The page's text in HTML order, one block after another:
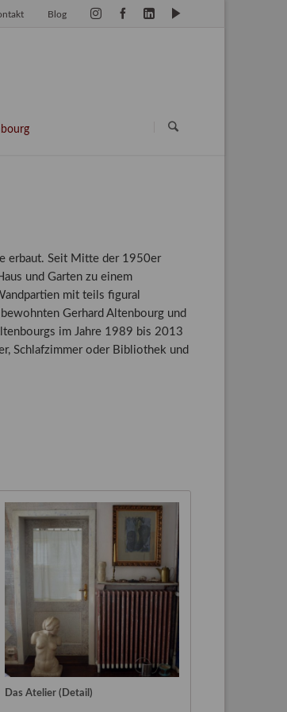
Blog
erbaut. Seit Mitte der 1950er
und Garten zu einem
mit teils figural
Gerhard Altenbourg und
im Jahre 1989 bis 2013
Schlafzimmer oder Bibliothek und
Das Atelier (Detail)